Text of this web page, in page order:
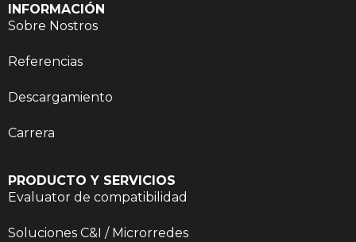
INFORMACIÓN
Sobre Nostros
Referencias
Descargamiento
Carrera
PRODUCTO Y SERVICIOS
Evaluator de compatibilidad
Soluciones C&I / Microrredes